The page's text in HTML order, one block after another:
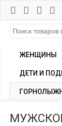
ЖЕНЩИНЫ
ДЕТИ И